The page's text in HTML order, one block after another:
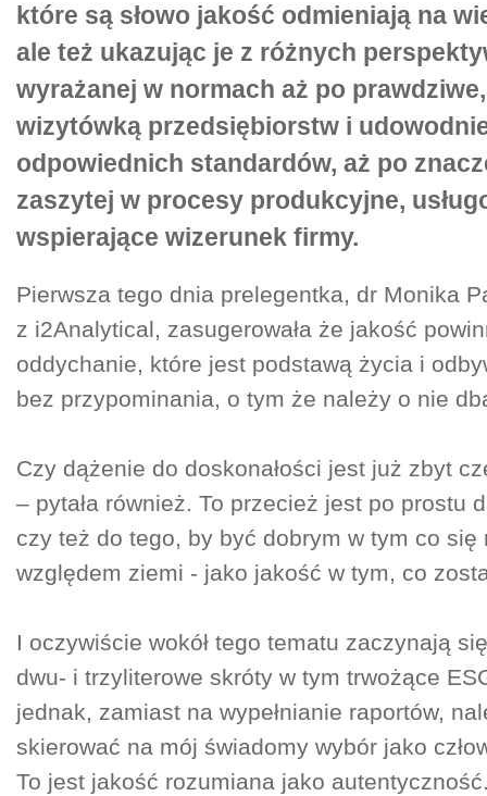
które są słowo jakość odmieniają na
ale też ukazując je z różnych
wyrażanej w normach aż po
wizytówką przedsiębiorstw i
odpowiednich standardów, aż po
zaszytej w procesy produkcyjne,
wspierające wizerunek firmy.
Pierwsza tego dnia prelegentka, dr Monika
z i2Analytical, zasugerowała że jakość
oddychanie, które jest podstawą życia i
bez przypominania, o tym że należy o nie
Czy dążenie do doskonałości jest już zbyt
– pytała również. To przecież jest po prostu
czy też do tego, by być dobrym w tym co się
względem ziemi - jako jakość w tym, co
I oczywiście wokół tego tematu zaczynają
dwu- i trzyliterowe skróty w tym trwożące
jednak, zamiast na wypełnianie raportów,
skierować na mój świadomy wybór jako
To jest jakość rozumiana jako